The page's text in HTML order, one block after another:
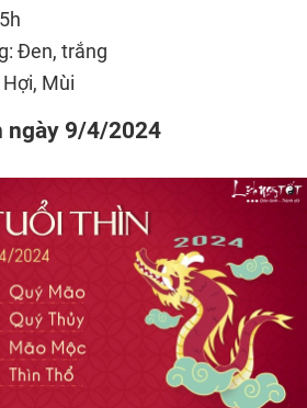
Đen, trắng
Mùi
ngày 9/4/2024